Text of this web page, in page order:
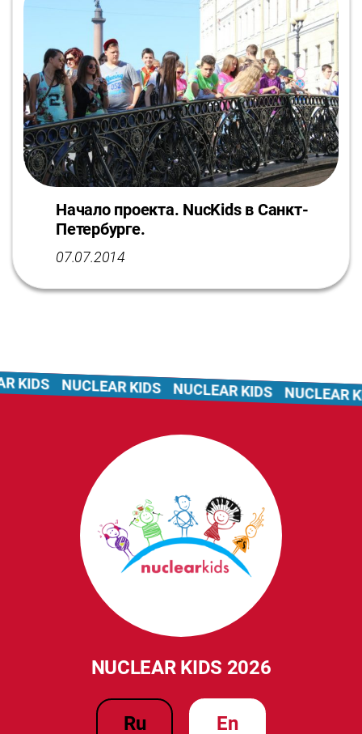
Начало проекта. NucKids в Санкт-
Петербурге.
07.07.2014
NUCLEAR KIDS 2026
ru en
KIDS NUCLEAR KIDS NUCLEAR KIDS NUCLEAR